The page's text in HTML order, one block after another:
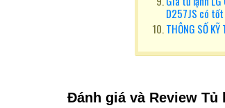
D257JS có tốt
THÔNG SỐ
Đánh giá và Review Tủ